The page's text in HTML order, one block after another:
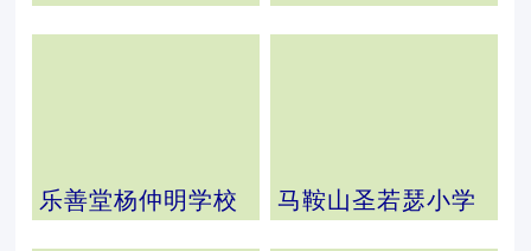
乐善堂杨仲明学校 马鞍山圣若瑟小学